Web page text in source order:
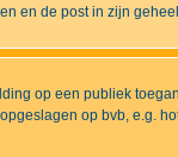
en de post in zijn
op een publiek
op bvb, e.g.